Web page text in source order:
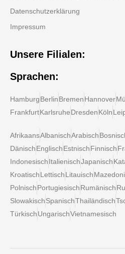
Datenschutzerklärung
Impressum
Unsere Filialen:
Sprachen:
HamburgBerlinBremenHannover
FrankfurtKarlsruheDresdenKöln
AfrikaansAlbanischArabisch
DänischEnglischEstnischFinnisch
IndonesischItalienischJapanisch
KroatischLettischLitauisch
PolnischPortugiesischRumänisch
SlowakischSpanischThailändisch
TürkischUngarischVietnamesisch